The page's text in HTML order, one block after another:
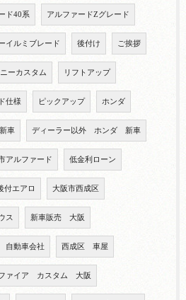
ド40系 アルファードZグレード
イルミブレード 後付け ご挨拶
ーカスタム リフトアップ
仕様 ピックアップ ホンダ
車 ディーラー以外 ホンダ 新車
アルファード 低金利ローン
付エアロ 大阪市西成区
ス 新車販売 大阪
自動車会社 西成区 車屋
ァイア カスタム 大阪